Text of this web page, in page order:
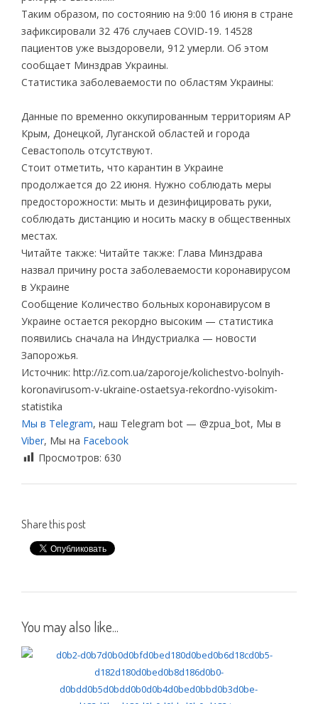
Таким образом, по состоянию на 9:00 16 июня в стране
зафиксировали 32 476 случаев COVID-19. 14528
пациентов уже выздоровели, 912 умерли. Об этом
сообщает Минздрав Украины.
Статистика заболеваемости по областям Украины:
Данные по временно оккупированным территориям АР
Крым, Донецкой, Луганской областей и города
Севастополь отсутствуют.
Стоит отметить, что карантин в Украине
продолжается до 22 июня. Нужно соблюдать меры
предосторожности: мыть и дезинфицировать руки,
соблюдать дистанцию и носить маску в общественных
местах.
Читайте также: Читайте также: Глава Минздрава
назвал причину роста заболеваемости коронавирусом
в Украине
Сообщение Количество больных коронавирусом в
Украине остается рекордно высоким — статистика
появились сначала на Индустриалка — новости
Запорожья.
Источник: http://iz.com.ua/zaporoje/kolichestvo-bolnyih-
koronavirusom-v-ukraine-ostaetsya-rekordno-vyisokim-
statistika
Мы в Telegram, наш Telegram bot — @zpua_bot, Мы в
Viber, Мы на Facebook
Просмотров: 630
Share this post
You may also like...